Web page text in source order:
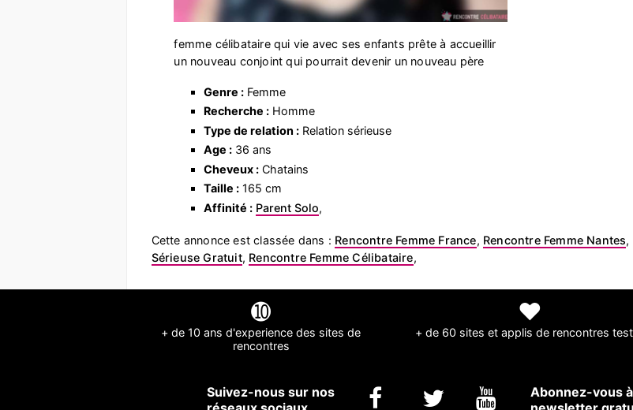
femme célibataire qui vie avec ses enfants prête à accueillir
un nouveau conjoint qui pourrait devenir un nouveau père
Genre :Femme
Recherche :Homme
Type de relation :Relation sérieuse
Age :36 ans
Cheveux :Chatains
Taille :165 cm
Affinité : Parent Solo,
Cette annonce est classée dans : Rencontre Femme France, Rencontre Femme Nantes,
Sérieuse Gratuit, Rencontre Femme Célibataire,
➓
+ de 10 ans d'experience des sites de
rencontres
❤
+ de 60 sites et applis de rencontres
Suivez-nous sur nos
Abonnez-vous